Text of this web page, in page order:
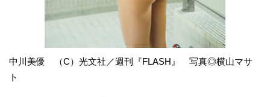
中川美優 （C）光文社／週刊『FLASH』 写真◎横山マサ
ト